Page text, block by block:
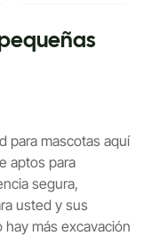
para mascotas aquí
aptos para
segura,
usted y sus
más excavación